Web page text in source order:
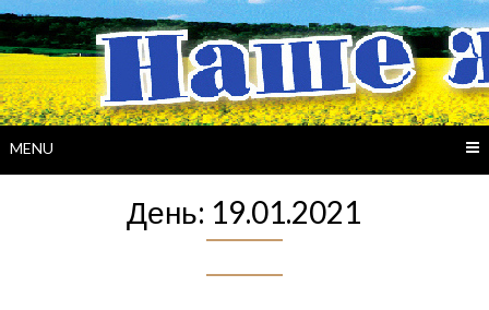
Skip
to
content
MENU
День: 19.01.2021